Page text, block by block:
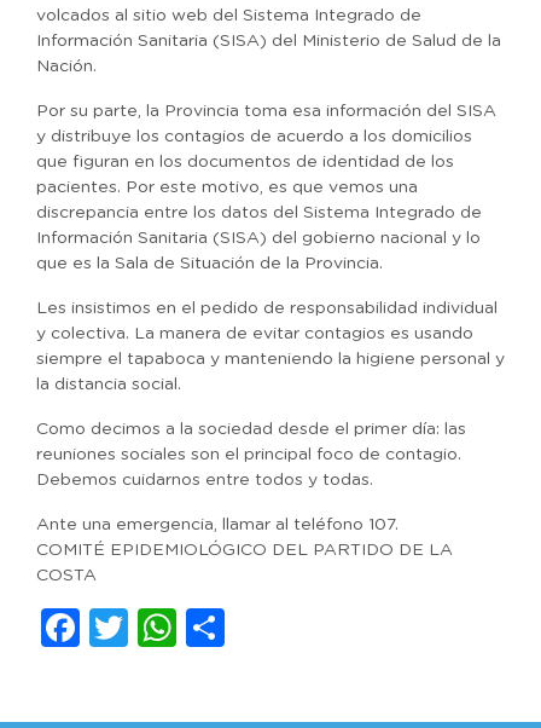
volcados al sitio web del Sistema Integrado de
Información Sanitaria (SISA) del Ministerio de Salud de la
Nación.
Por su parte, la Provincia toma esa información del SISA
y distribuye los contagios de acuerdo a los domicilios
que figuran en los documentos de identidad de los
pacientes. Por este motivo, es que vemos una
discrepancia entre los datos del Sistema Integrado de
Información Sanitaria (SISA) del gobierno nacional y lo
que es la Sala de Situación de la Provincia.
Les insistimos en el pedido de responsabilidad individual
y colectiva. La manera de evitar contagios es usando
siempre el tapaboca y manteniendo la higiene personal y
la distancia social.
Como decimos a la sociedad desde el primer día: las
reuniones sociales son el principal foco de contagio.
Debemos cuidarnos entre todos y todas.
Ante una emergencia, llamar al teléfono 107.
COMITÉ EPIDEMIOLÓGICO DEL PARTIDO DE LA
COSTA
Facebook
TwitterWhatsApp